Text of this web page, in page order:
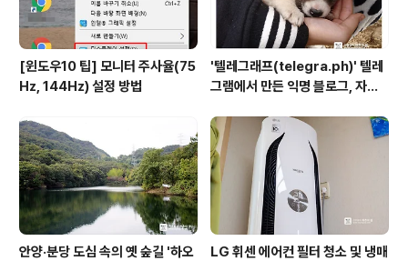
[윈도우10 팁] 모니터 주사율(75
Hz, 144Hz) 설정 방법
'텔레그래프(telegra.ph)' 텔레
그램에서 만든 익명 블로그, 자유
안양·분당 도심 속의 옛 숲길 '하오
LG 휘센 에어컨 필터 청소 및 냉매